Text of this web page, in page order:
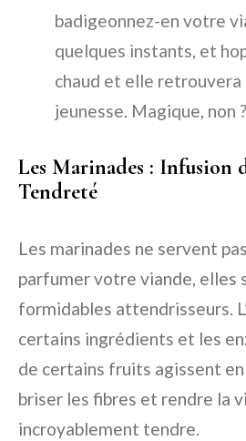
badigeonnez-en votre
quelques instants, et
chaud et elle retrouvera
jeunesse. Magique, non ?
Les Marinades : Infusion
Tendreté
Les marinades ne servent
parfumer votre viande, elles
formidables attendrisseurs.
certains ingrédients et les
de certains fruits agissent
briser les fibres et rendre la
incroyablement tendre.